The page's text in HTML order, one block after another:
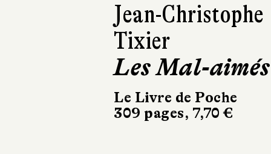
Jean-Christophe
Tixier
Les Mal-aimés
Le Livre de Poche
309 pages, 7,70 €
Le